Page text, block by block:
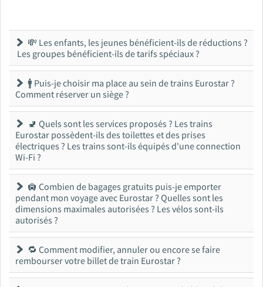
💸 Les enfants, les jeunes bénéficient-ils de réductions ?
Les groupes bénéficient-ils de tarifs spéciaux ?
🚹 Puis-je choisir ma place au sein de trains Eurostar ?
Comment réserver un siège ?
🚽 Quels sont les services proposés ? Les trains
Eurostar possèdent-ils des toilettes et des prises
électriques ? Les trains sont-ils équipés d'une connection
Wi-Fi ?
🛄 Combien de bagages gratuits puis-je emporter
pendant mon voyage avec Eurostar ? Quelles sont les
dimensions maximales autorisées ? Les vélos sont-ils
autorisés ?
🔁 Comment modifier, annuler ou encore se faire
rembourser votre billet de train Eurostar ?